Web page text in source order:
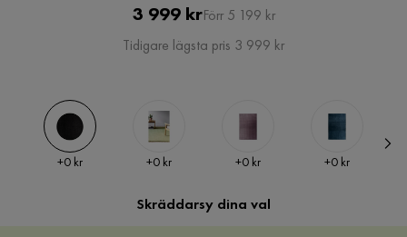
Pris
3 999 krOriginal
Pris
Förr 5 199 kr
Tidigare lägsta pris 3 999 kr
Pris
+0 kr Pris
+0 kr Pris
+0 kr Pris
+0 kr
Skräddarsy dina val